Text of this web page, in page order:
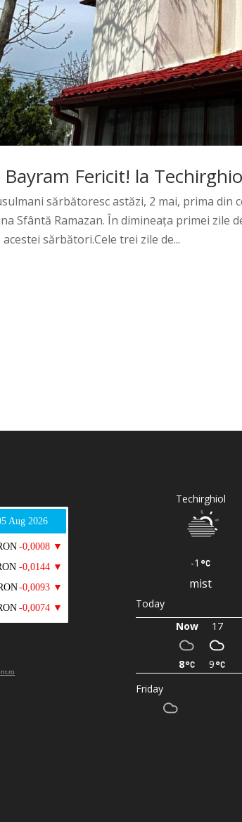
Bayram Fericit! la
sărbătoresc astăzi, 2 mai, prima din
Sfântă Ramazan. În dimineața primei zile
sărbători.Cele trei zile de...
Aug 2026
-0,0008 ▼
-0,0144 ▼
-0,0093 ▼
-0,0074 ▼
Techirghiol
-1
mist
Today
Now
8
17
9
Friday